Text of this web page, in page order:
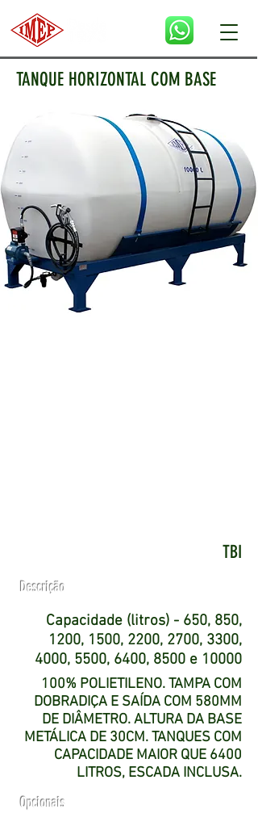
TANQUE HORIZONTAL COM BASE
TBI
Descrição
Capacidade (litros) - 650, 850,
1200, 1500, 2200, 2700, 3300,
4000, 5500, 6400, 8500 e 10000
100% POLIETILENO. TAMPA COM
DOBRADIÇA E SAÍDA COM 580MM
DE DIÂMETRO. ALTURA DA BASE
METÁLICA DE 30CM. TANQUES COM
CAPACIDADE MAIOR QUE 6400
LITROS, ESCADA INCLUSA.
Opcionais